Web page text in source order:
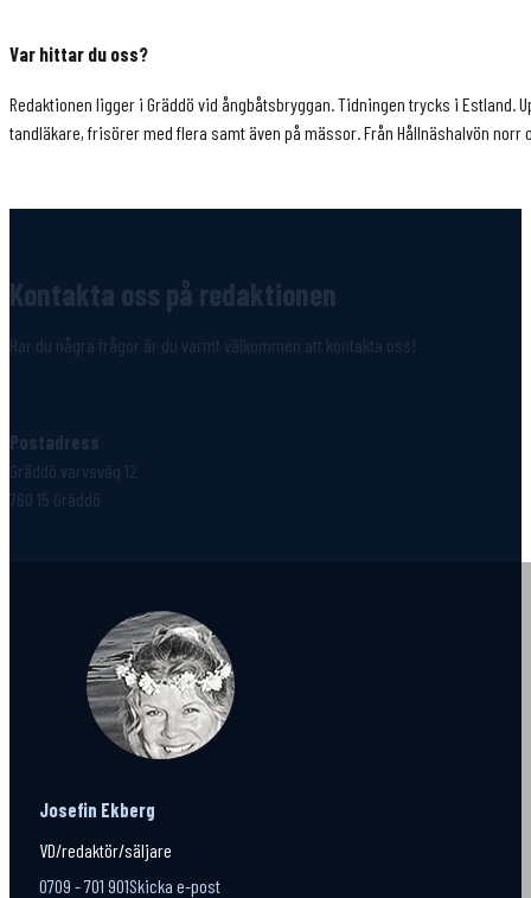
Var hittar du oss?
Redaktionen ligger i Gräddö vid ångbåtsbryggan. Tidningen trycks i
tandläkare, frisörer med flera samt även på mässor. Från Hållnäshalvön norr
Kontakta oss på redaktionen
Har du några frågor är du varmt välkommen att kontakta oss!
Postadress
Gräddö varvsväg 12
760 15 Gräddö
Josefin Ekberg
VD/redaktör/säljare
0709 - 701 901Skicka e-post